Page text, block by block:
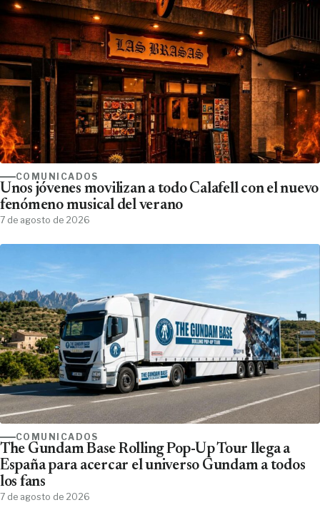
COMUNICADOS
Unos jóvenes movilizan a todo Calafell con el nuevo
fenómeno musical del verano
7 de agosto de 2026
COMUNICADOS
The Gundam Base Rolling Pop-Up Tour llega a
España para acercar el universo Gundam a todos
los fans
7 de agosto de 2026